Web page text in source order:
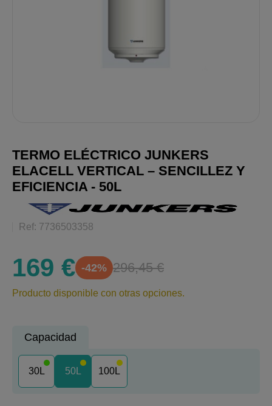
TERMO ELÉCTRICO JUNKERS
ELACELL VERTICAL – SENCILLEZ Y
EFICIENCIA - 50L
Ref: 7736503358
169 € -42% 296,45 €
Producto disponible con otras opciones.
Capacidad
30L 50L 100L